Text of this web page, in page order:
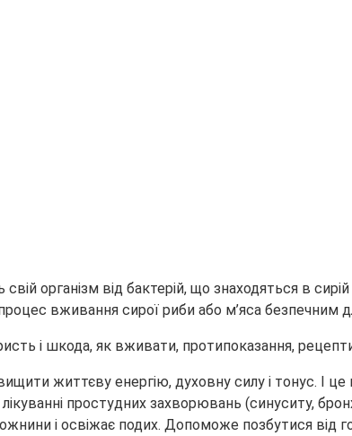
організм від бактерій, що знаходяться в
вживання сирої риби або м’яса безпечним
життєву енергію, духовну силу і тонус. І
простудних захворювань (синуситу,
і освіжає подих. Допоможе позбутися від